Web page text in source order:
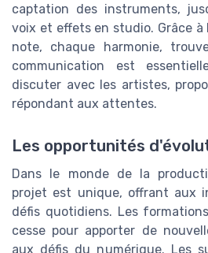
captation des instruments,
voix et effets en studio. Grâce
note, chaque harmonie,
communication est
discuter avec les artistes,
répondant aux attentes.
Les opportunités
Dans le monde de la
projet est unique, offrant aux
défis quotidiens. Les
cesse pour apporter de
aux défis du numérique. Les